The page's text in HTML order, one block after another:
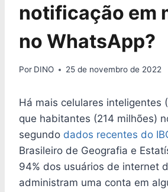
notificação em
no WhatsApp?
Por DINO 25 de novembro de 2022
Há mais celulares inteligentes
que habitantes (214 milhões)
segundo dados recentes do
Brasileiro de Geografia e
94% dos usuários de internet
administram uma conta em